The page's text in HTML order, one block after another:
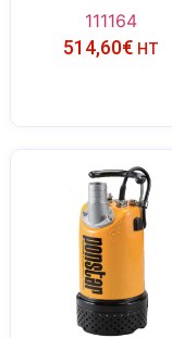
111164
514,60€ HT